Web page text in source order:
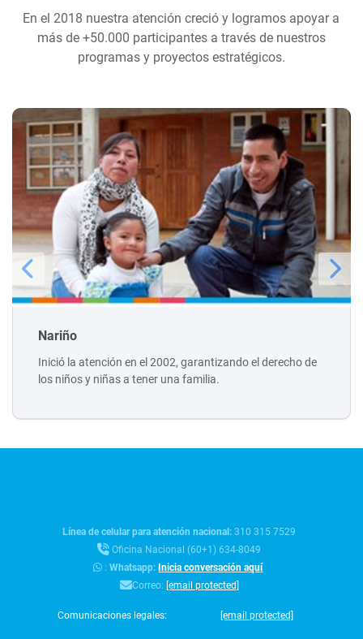
En el 2018 nuestra atención creció y logramos apoyar a
más de +50.000 participantes a través de nuestros
programas y proyectos estratégicos.
Nariño
Inició la atención en el 2002, garantizando el derecho de
los niños y niñas a tener una familia.
Línea de celular para atención nacional:310 315 7529
Oficina Nacional (60+1) 634-8049
:Whatsapp: Inicia conversación aquí
Correo: [email protected]
Comunicaciones legales: [email protected]